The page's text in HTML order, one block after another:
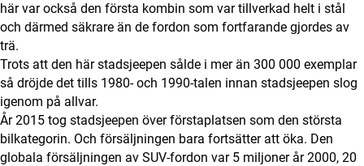
här var också den första kombin som var tillverkad helt i stål
och därmed säkrare än de fordon som fortfarande gjordes av
trä.
Trots att den här stadsjeepen sålde i mer än 300 000 exemplar
så dröjde det tills 1980- och 1990-talen innan stadsjeepen slog
igenom på allvar.
År 2015 tog stadsjeepen över förstaplatsen som den största
bilkategorin. Och försäljningen bara fortsätter att öka. Den
globala försäljningen av SUV-fordon var 5 miljoner år 2000, 20